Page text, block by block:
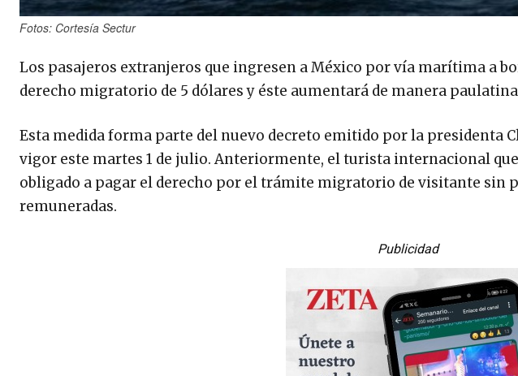
Fotos: Cortesía Sectur
Los pasajeros extranjeros que ingresen a México por vía marítima a
derecho migratorio de 5 dólares y éste aumentará de manera
Esta medida forma parte del nuevo decreto emitido por la presidenta
vigor este martes 1 de julio. Anteriormente, el turista internacional
obligado a pagar el derecho por el trámite migratorio de visitante sin
remuneradas.
Publicidad